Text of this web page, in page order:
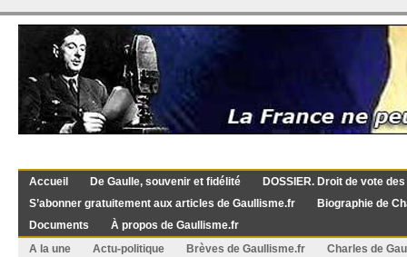
Accueil De Gaulle, souvenir et fidélité
DOSSIER. Droit de vote
S’abonner gratuitement aux articles de Gaullisme.fr
Biographie de
Documents
À propos de Gaullisme.fr
A la une
Actu-politique Brèves de Gaullisme.fr
Charles de